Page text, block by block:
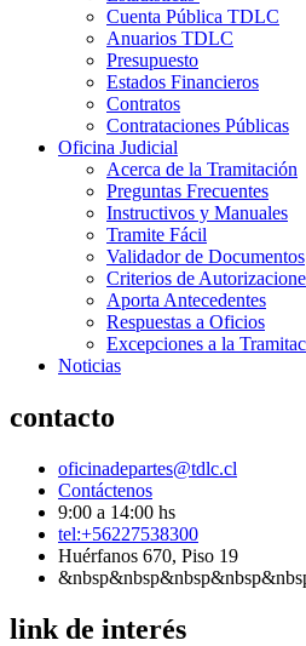
Cuenta Pública TDLC
Anuarios TDLC
Presupuesto
Estados Financieros
Contratos
Contrataciones Públicas
Oficina Judicial
Acerca de la Tramitación
Preguntas Frecuentes
Instructivos y Manuales
Tramite Fácil
Validador de Documentos
Criterios de
Aporta Antecedentes
Respuestas a Oficios
Excepciones a la
Noticias
contacto
oficinadepartes@tdlc.cl
Contáctenos
9:00 a 14:00 hs
tel:+56227538300
Huérfanos 670, Piso 19
link de interés